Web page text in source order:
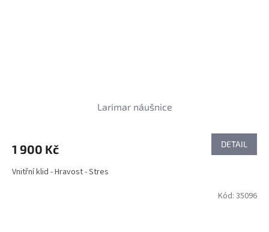
Larimar náušnice
1 900 Kč DETAIL
Vnitřní klid - Hravost - Stres
Kód: 35096